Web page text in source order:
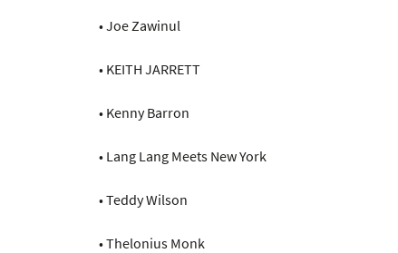
• Joe Zawinul
• KEITH JARRETT
• Kenny Barron
• Lang Lang Meets New York
• Teddy Wilson
• Thelonius Monk